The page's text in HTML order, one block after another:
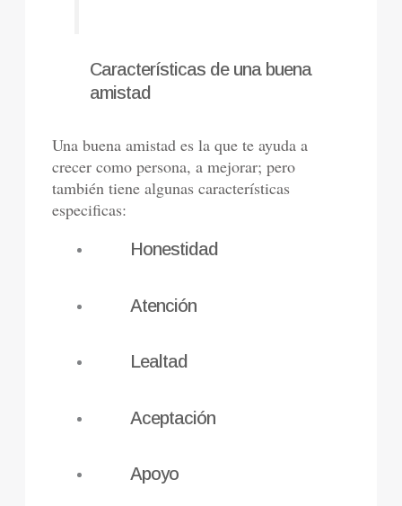
Características de una buena
amistad
Una buena amistad es la que te ayuda a
crecer como persona, a mejorar; pero
también tiene algunas características
especificas:
Honestidad
Atención
Lealtad
Aceptación
Apoyo